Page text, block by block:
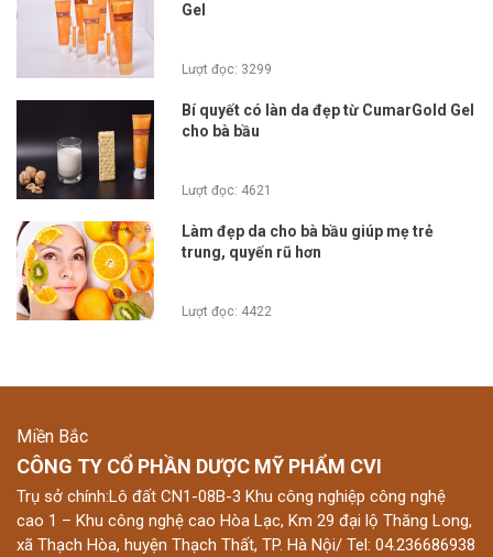
Gel
Lượt đọc: 3299
Bí quyết có làn da đẹp từ CumarGold Gel
cho bà bầu
Lượt đọc: 4621
Làm đẹp da cho bà bầu giúp mẹ trẻ
trung, quyến rũ hơn
Lượt đọc: 4422
Miền Bắc
CÔNG TY CỔ PHẦN DƯỢC MỸ PHẨM CVI
Trụ sở chính:Lô đất CN1-08B-3 Khu công nghiệp công nghệ
cao 1 – Khu công nghệ cao Hòa Lạc, Km 29 đại lộ Thăng Long,
xã Thạch Hòa, huyện Thạch Thất, TP. Hà Nội/ Tel: 04.236686938